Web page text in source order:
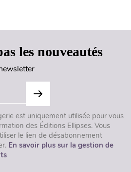
les nouveautés
est uniquement utilisée pour vous
des Éditions Ellipses. Vous
le lien de désabonnement
En savoir plus sur la gestion de